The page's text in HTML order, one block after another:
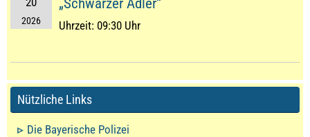
2026
„Schwarzer Adler“
Uhrzeit: 09:30 Uhr
Nützliche Links
Die Bayerische Polizei